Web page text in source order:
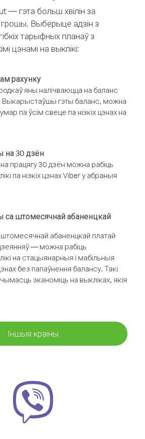
— гэта больш хвілін за
Выберыце адзін з
тарыфных планаў з
цэнамі на выклікі:
рахунку
яны налічваюцца на баланс
Выкарыстаўшы гэты баланс, можна
па ўсім свеце па нізкіх цэнах на
на 30 дзён
працягу 30 дзён можна рабіць
па нізкіх цэнах Viber у абраныя
штомесячнай абаненцкай
абаненцкай платай
— можна рабіць
на стацыянарныя і мабільныя
без папаўнення балансу. Такі
эканоміць на выкліках, якія
Іншыя краіны